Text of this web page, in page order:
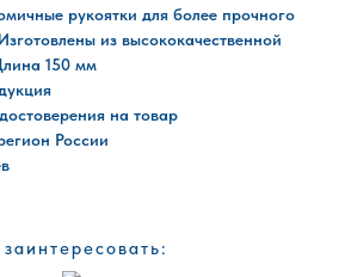
рукоятки для более прочного
из высококачественной
150 мм
на товар
России